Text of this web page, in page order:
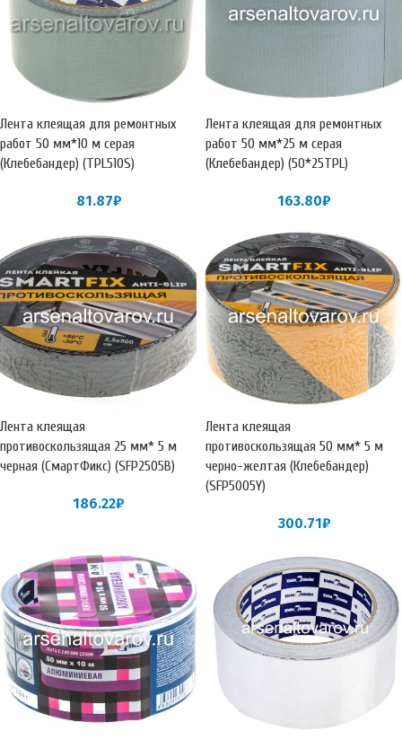
Лента клеящая для ремонтных
работ 50 мм*10 м серая
(Клебебандер) (TPL510S)
81.87₽
Лента клеящая для ремонтных
работ 50 мм*25 м серая
(Клебебандер) (50*25TPL)
163.80₽
Лента клеящая
противоскользящая 25 мм* 5 м
черная (СмартФикс) (SFP2505B)
186.22₽
Лента клеящая
противоскользящая 50 мм* 5 м
черно-желтая (Клебебандер)
(SFP5005Y)
300.71₽